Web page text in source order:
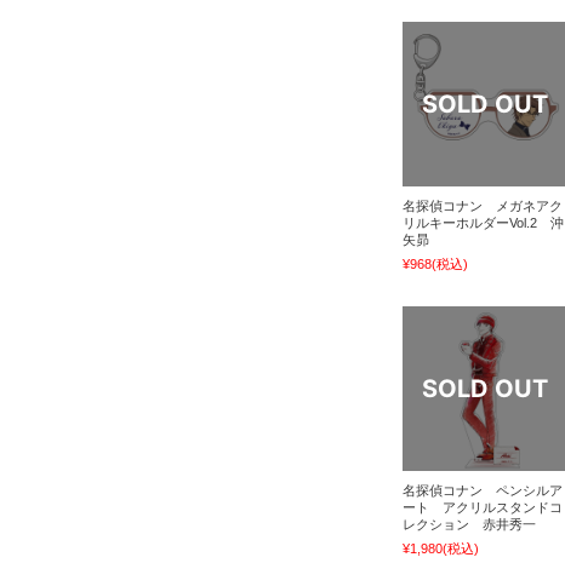
名探偵コナン メガネアク
リルキーホルダーVol.2 沖
矢昴
¥968(税込)
名探偵コナン ペンシルア
ート アクリルスタンドコ
レクション 赤井秀一
¥1,980(税込)